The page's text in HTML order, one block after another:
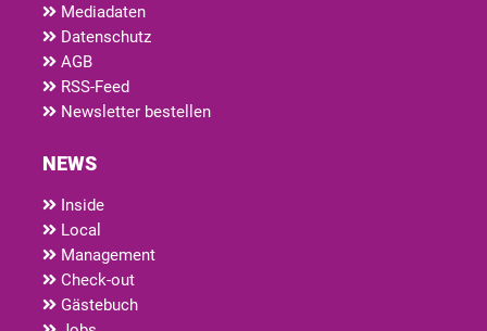
Mediadaten
Datenschutz
AGB
RSS-Feed
Newsletter bestellen
NEWS
Inside
Local
Management
Check-out
Gästebuch